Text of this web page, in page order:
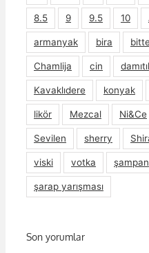
8.5 9 9.5 10
armanyak bira
Chamlija cin
Kavaklıdere konyak
likör Mezcal Ni&Ce
Sevilen sherry
viski votka
şarap yarışması
Son yorumlar